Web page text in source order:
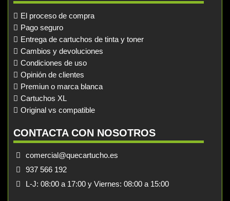
El proceso de compra
Pago seguro
Entrega de cartuchos de tinta y toner
Cambios y devoluciones
Condiciones de uso
Opinión de clientes
Premiun o marca blanca
Cartuchos XL
Original vs compatible
CONTACTA CON NOSOTROS
comercial@quecartucho.es
937 566 192
L-J: 08:00 a 17:00 y Viernes: 08:00 a 15:00